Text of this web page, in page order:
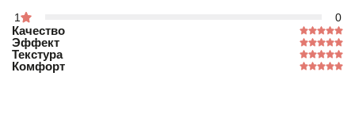
1 0
Качество
Эффект
Текстура
Комфорт